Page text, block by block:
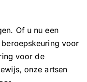
. Of u nu een
voor
voor de
onze artsen